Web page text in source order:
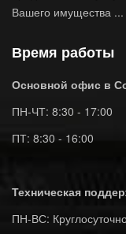
Вашего имущества ...
Время работы
Основной офис в
ПН-ЧТ: 8:30 - 17:00
ПТ: 8:30 - 16:00
Техническая
ПН-ВС: